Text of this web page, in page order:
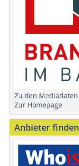
Zu den Mediadaten
Zur Homepage
Anbieter finden